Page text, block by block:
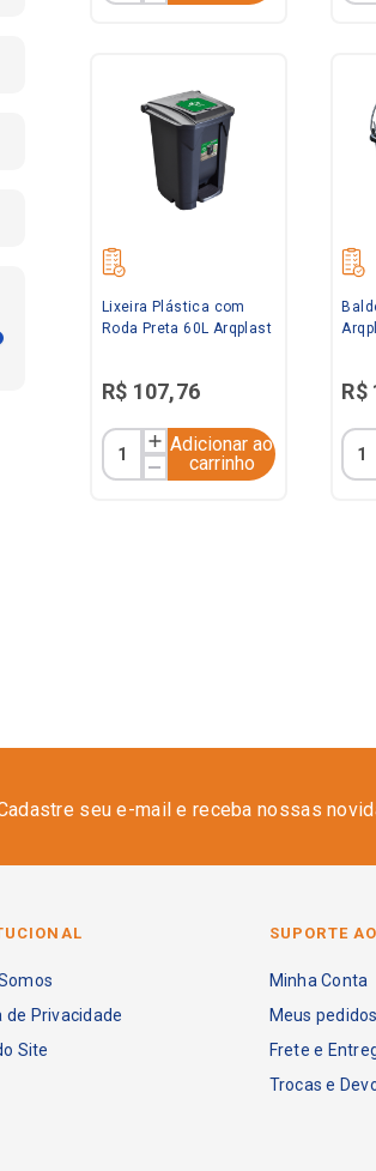
Lixeira Plástica com
Roda Preta 60L Arqplast
R$ 107,76
Adicionar ao
carrinho
R$
seu e-mail e receba nossas
de Privacidade
Site
SUPORTE
Minha Conta
Meus pedidos
Frete e
Trocas e